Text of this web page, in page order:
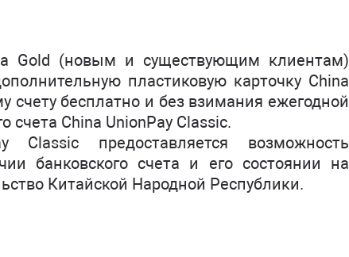
Gold (новым и существующим клиентам)
пластиковую карточку China
бесплатно и без взимания ежегодной
счета China UnionPay Classic.
предоставляется возможность
банковского счета и его состоянии на
Китайской Народной Республики.